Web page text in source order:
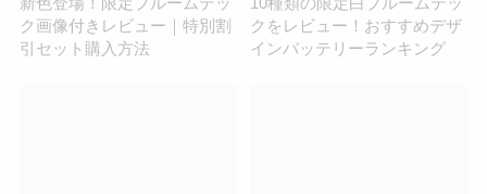
ク画像付きレビュー｜特別割
引セット購入方法
クをレビュー！おすすめデザ
インバッテリーランキング